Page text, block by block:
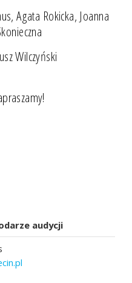
Agata Rokicka, Joanna
Wilczyński
audycji